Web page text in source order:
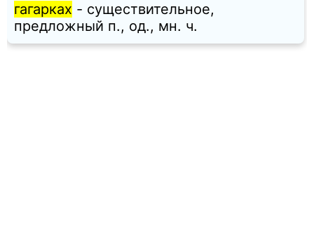
гагарках - существительное,
предложный п., од., мн. ч.